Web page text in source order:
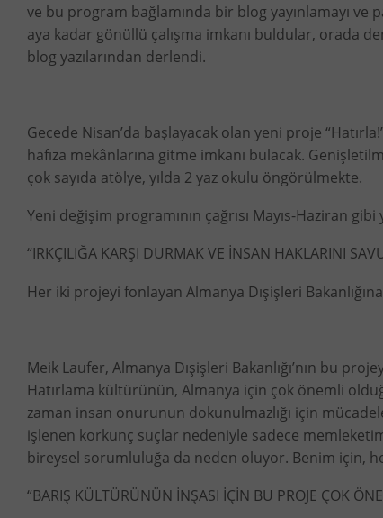
ve bu program bağlamında bir blog yayınlamayı ve
aya kadar gönüllü çalışma imkanı buldular, orada
blog yazılarından derlendi.
Gecede Nisan’da başlayacak olan yeni proje
hafıza mekânlarına gitme imkanı bulacak.
çok sayıda atölye, yılda 2 yaz okulu öngörülmekte.
Yeni değişim programının çağrısı Mayıs-Haziran
“IRKÇILIĞA KARŞI DURMAK VE İNSAN HAKLARINI
Her iki projeyi fonlayan Almanya Dışişleri
Meik Laufer, Almanya Dışişleri Bakanlığı’nın bu
Hatırlama kültürünün, Almanya için çok önemli
zaman insan onurunun dokunulmazlığı için
işlenen korkunç suçlar nedeniyle sadece
bireysel sorumluluğa da neden oluyor. Benim için,
“BARIŞ KÜLTÜRÜNÜN İNŞASI İÇİN BU PROJE ÇOK